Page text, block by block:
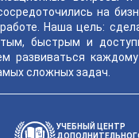
на
Наша цель:
быстрым и
развиваться
сложных задач.
УЧЕБНЫЙ ЦЕНТР